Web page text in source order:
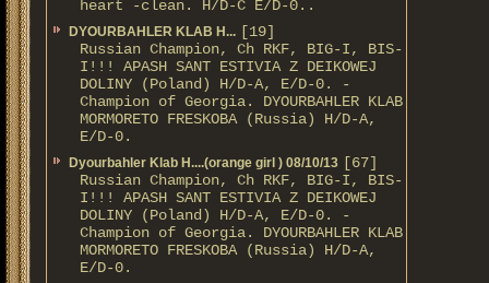
heart -clean. H/D-С E/D-0..
DYOURBAHLER KLAB Н... [19]
Russian Champion, Ch RKF, BIG-I, BIS-
I!!! APASH SANT ESTIVIA Z DEIKOWEJ
DOLINY (Poland) H/D-A, E/D-0. -
Champion of Georgia. DYOURBAHLER KLAB
MORMORETO FRESKOBA (Russia) H/D-A,
E/D-0.
Dyourbahler Klab H....(orange girl ) 08/10/13 [67]
Russian Champion, Ch RKF, BIG-I, BIS-
I!!! APASH SANT ESTIVIA Z DEIKOWEJ
DOLINY (Poland) H/D-A, E/D-0. -
Champion of Georgia. DYOURBAHLER KLAB
MORMORETO FRESKOBA (Russia) H/D-A,
E/D-0.